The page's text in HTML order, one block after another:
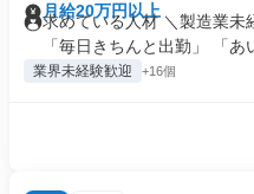
月給20万円以上
求めている人材 ＼製造業未
「毎日きちんと出勤」 「あ
業界未経験歓迎 +16個